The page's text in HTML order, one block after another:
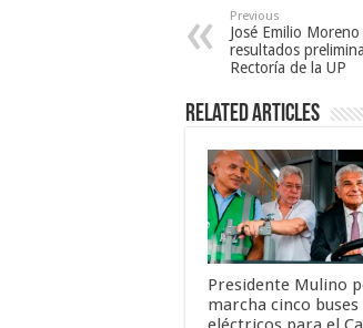
Previous
José Emilio
resultados
Rectoría de la UP
Related Articles
Presidente Mulino
marcha cinco buses